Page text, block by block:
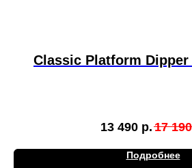
Classic Platform
13 490 р.17 190
Подробнее